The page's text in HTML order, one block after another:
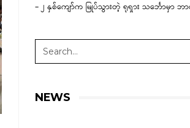
– ၂ နှစ်ကျော်က မြုပ်သွားတဲ့ ရုရှား သင်္ဘောမှာ
NEWS